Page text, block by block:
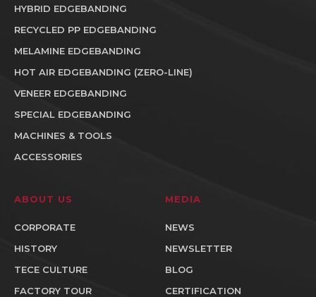
HYBRID EDGEBANDING
RECYCLED PP EDGEBANDING
MELAMINE EDGEBANDING
HOT AIR EDGEBANDING (ZERO-LINE)
VENEER EDGEBANDING
SPECIAL EDGEBANDING
MACHINES & TOOLS
ACCESSORIES
ABOUT US
CORPORATE
HISTORY
TECE CULTURE
FACTORY TOUR
MEDIA
NEWS
NEWSLETTER
BLOG
CERTIFICATION